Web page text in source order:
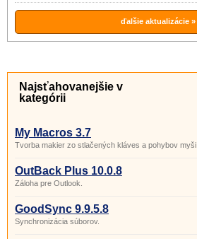
ďalšie aktualizácie »
Najsťahovanejšie v
kategórii
My Macros 3.7
Tvorba makier zo stlačených kláves a pohybov myši.
OutBack Plus 10.0.8
Záloha pre Outlook.
GoodSync 9.9.5.8
Synchronizácia súborov.